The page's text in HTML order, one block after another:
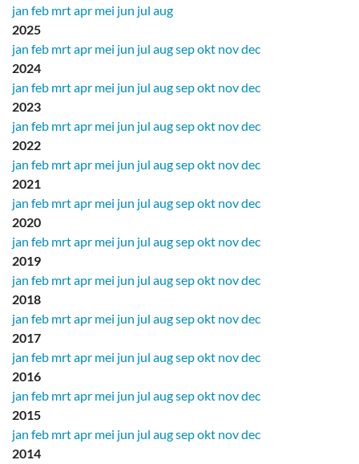
jan feb mrtapr mei jun jul aug
2025
jan feb mrtapr mei jun jul augsepokt novdec
2024
jan feb mrtapr mei jun jul augsepokt novdec
2023
jan feb mrtapr mei jun jul augsepokt novdec
2022
jan feb mrtapr mei jun jul augsepokt novdec
2021
jan feb mrtapr mei jun jul augsepokt novdec
2020
jan feb mrtapr mei jun jul augsepokt novdec
2019
jan feb mrtapr mei jun jul augsepokt novdec
2018
jan feb mrtapr mei jun jul augsepokt novdec
2017
jan feb mrtapr mei jun jul augsepokt novdec
2016
jan feb mrtapr mei jun jul augsepokt novdec
2015
jan feb mrtapr mei jun jul augsepokt novdec
2014